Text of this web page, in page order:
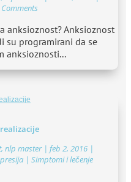
anksioznost? Anksioznost
su programirani da se
anksioznosti...
nlp master| feb 2, 2016 |
| Simptomi i lečenje